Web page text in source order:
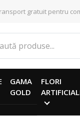
gratuit pentru
GAMA
GOLD
FLORI